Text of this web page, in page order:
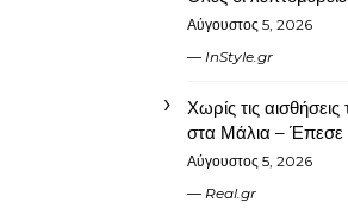
Αύγουστος 5, 2026
InStyle.gr
Χωρίς τις
στα Μάλια –
Αύγουστος 5, 2026
Real.gr